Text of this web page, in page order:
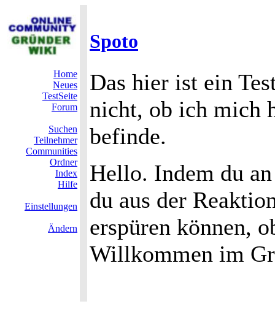
Spoto
Home
Neues
TestSeite
Forum
Suchen
Teilnehmer
Communities
Ordner
Index
Hilfe
Einstellungen
Ändern
Das hier ist ein
nicht, ob ich mich
befinde.
Hello. Indem du
du aus der
erspüren können,
Willkommen im